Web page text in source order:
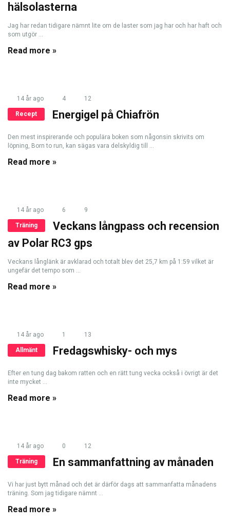
hälsolasterna
Jag har redan tidigare nämnt lite om de laster som jag har och har haft och
som utgör ...
Read more »
14 år ago 4 12
Recept Energigel på Chiafrön
Den mest inspirerande och populära boken som någonsin skrivits om
löpning, Born to run, kan sägas vara delskyldig till ...
Read more »
14 år ago 6 9
Träning
Veckans långpass och recension
av Polar RC3 gps
Veckans långlänk är avklarad och totalt blev det 25,7 km på 1:59 vilket är
ungefär det tempo som ...
Read more »
14 år ago 1 13
Allmänt Fredagswhisky- och mys
Efter en tung dag bakom ratten och en rätt tung vecka också i övrigt är det
inte mycket ...
Read more »
14 år ago 0 12
Träning En sammanfattning av månaden
Vi har just bytt månad och det är därför dags att sammanfatta månadens
träning. Som jag tidigare nämnt ...
Read more »